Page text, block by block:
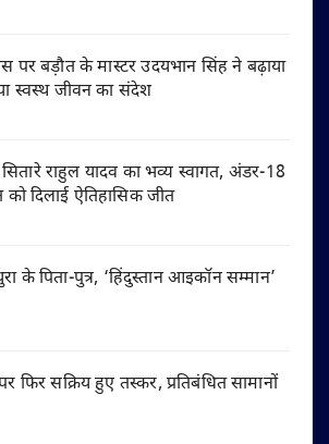
पर बड़ौत के मास्टर उदयभान सिंह ने बढ़ाया
स्वस्थ जीवन का संदेश
राहुल यादव का भव्य स्वागत, अंडर-18
दिलाई ऐतिहासिक जीत
के पिता-पुत्र, ‘हिंदुस्तान आइकॉन सम्मान’
फिर सक्रिय हुए तस्कर, प्रतिबंधित सामानों